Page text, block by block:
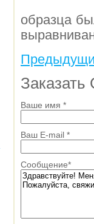
образца
Ваше имя *
Ваш E-mail *
Сообщение*